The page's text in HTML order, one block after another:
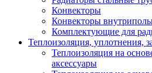
Конвекторы
Конвекторы
Комплектующие для
Теплоизоляция, уплотнения,
Теплоизоляция на
аксессуары